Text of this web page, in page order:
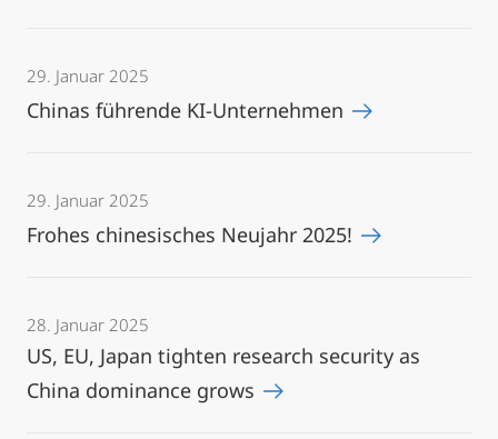
29. Januar 2025
Chinas führende KI-Unternehmen
29. Januar 2025
Frohes chinesisches Neujahr 2025!
28. Januar 2025
US, EU, Japan tighten research security as
China dominance grows